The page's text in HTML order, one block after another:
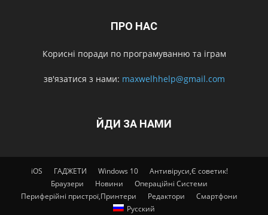
ПРО НАС
Корисні поради по програмуванню та іграм
зв'язатися з нами: maxwelhhelp@gmail.com
ЙДИ ЗА НАМИ
iOS ГАДЖЕТИ Windows 10
Антивіруси,Є советик!
Браузери
Новини
Операційні Системи
Периферійні пристрої,Принтери
Редактори
Смартфони
Русский